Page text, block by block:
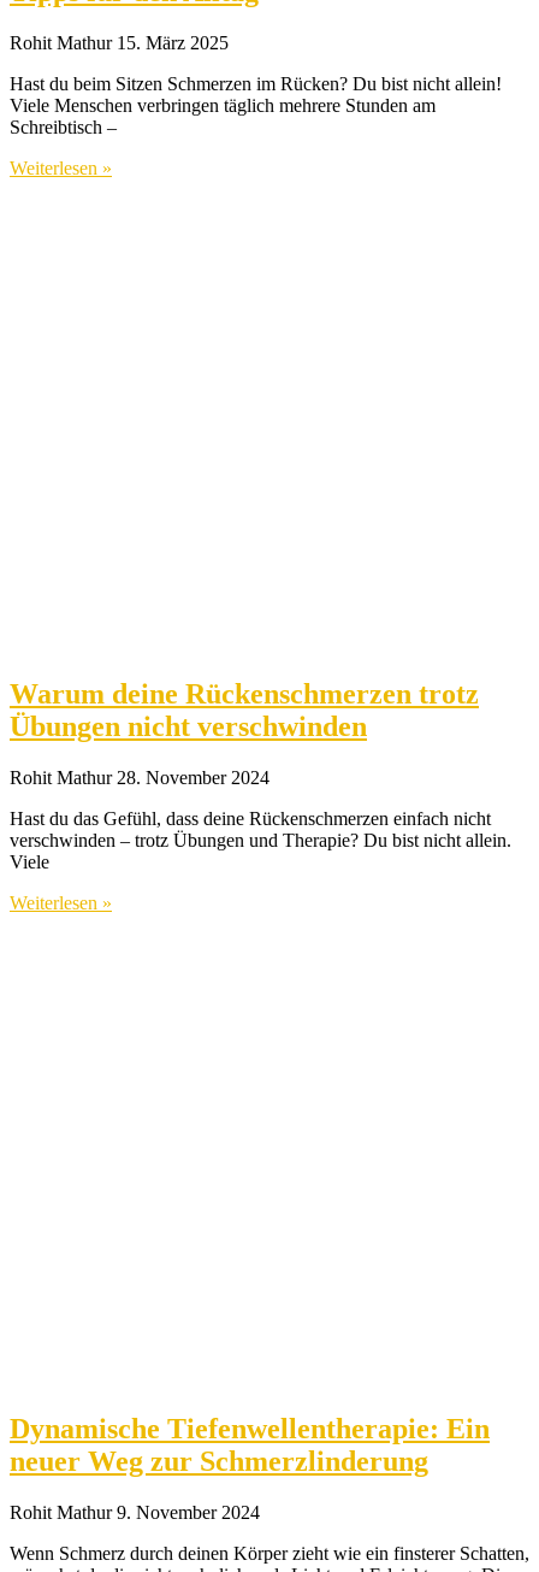
Rohit Mathur 15. März 2025
Hast du beim Sitzen Schmerzen im Rücken? Du bist nicht allein!
Viele Menschen verbringen täglich mehrere Stunden am
Schreibtisch –
Weiterlesen »
Warum deine Rückenschmerzen trotz
Übungen nicht verschwinden
Rohit Mathur 28. November 2024
Hast du das Gefühl, dass deine Rückenschmerzen einfach nicht
verschwinden – trotz Übungen und Therapie? Du bist nicht allein.
Viele
Weiterlesen »
Dynamische Tiefenwellentherapie: Ein
neuer Weg zur Schmerzlinderung
Rohit Mathur9. November 2024
Wenn Schmerz durch deinen Körper zieht wie ein finsterer Schatten,